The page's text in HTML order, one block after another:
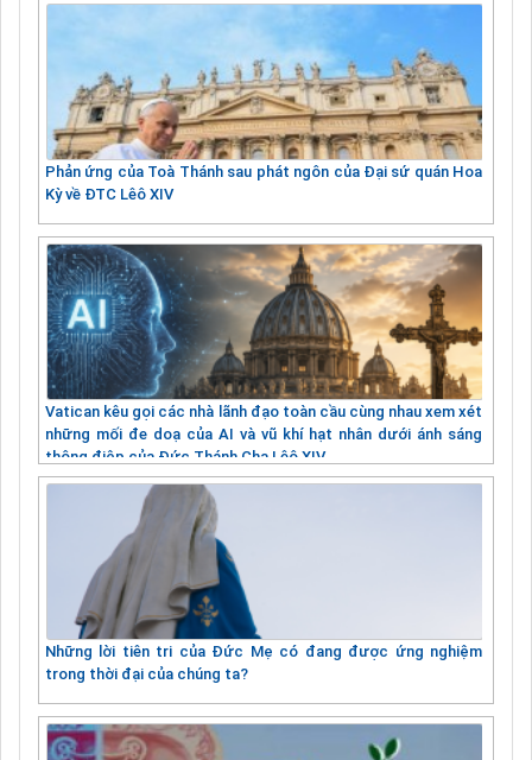
Phản ứng của Toà Thánh sau phát ngôn của Đại sứ quán Hoa
Kỳ về ĐTC Lêô XIV
Vatican kêu gọi các nhà lãnh đạo toàn cầu cùng nhau xem xét
những mối đe doạ của AI và vũ khí hạt nhân dưới ánh sáng
thông điệp của Đức Thánh Cha Lêô XIV
Những lời tiên tri của Đức Mẹ có đang được ứng nghiệm
trong thời đại của chúng ta?